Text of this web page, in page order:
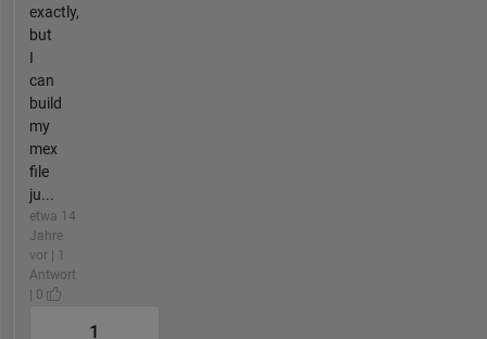
exactly,
but
I
can
build
my
mex
file
ju...
etwa 14
Jahre
vor | 1
Antwort
| 0
1